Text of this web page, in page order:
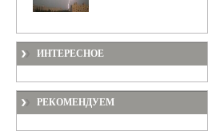
ИНТЕРЕСНОЕ
РЕКОМЕНДУЕМ